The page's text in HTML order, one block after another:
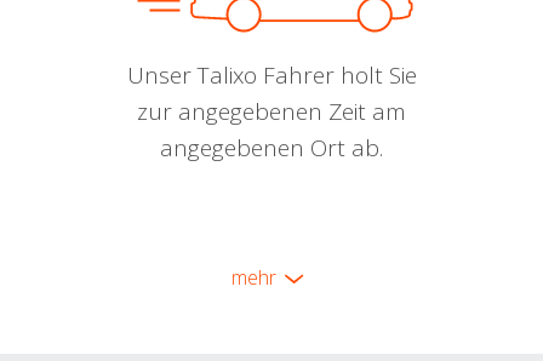
Unser Talixo Fahrer holt Sie
zur angegebenen Zeit am
angegebenen Ort ab.
mehr